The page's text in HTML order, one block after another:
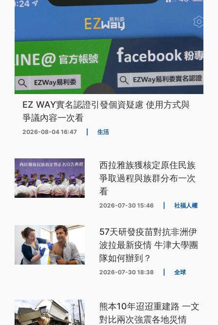
EZ WAY實名認證引發個資疑慮 使用方式與
爭議內容一次看
2026-08-04 16:47 生活
西拉雅族獲核定原住民族
爭取過程與族群分布一次
看
2026-07-30 15:46 社福人權
57天研發疫苗對抗非洲伊
波拉最新疫情 牛津大學團
隊如何辦到？
2026-07-30 18:38 全球
熊本10年迢迢重建路 一文
對比兩次強震各地災情